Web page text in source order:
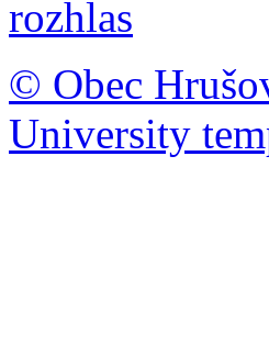
© Obec
University